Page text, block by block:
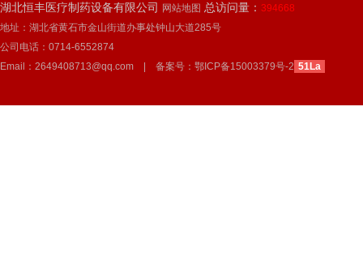
湖北恒丰医疗制药设备有限公司 网站地图 总访问量： 394668
地址：湖北省黄石市金山街道办事处钟山大道285号
公司电话：0714-6552874
Email：2649408713@qq.com | 备案号： 鄂ICP备15003379号-2 51La